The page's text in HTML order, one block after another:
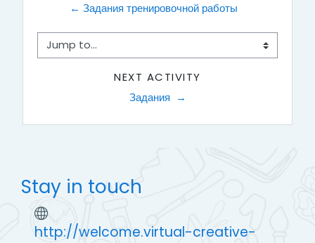
← Задания тренировочной работы
Jump to...
NEXT ACTIVITY
Задания  →
Stay in touch
http://welcome.virtual-creative-